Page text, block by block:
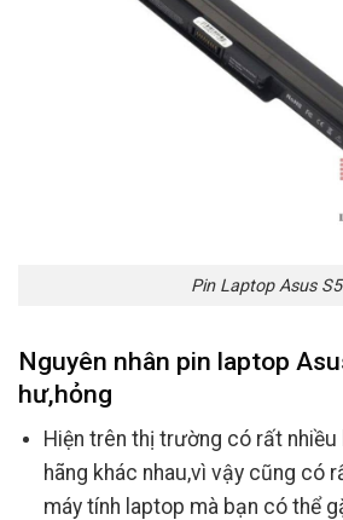
Pin Laptop Asus
Nguyên nhân pin laptop
hư,hỏng
Hiện trên thị trường có rất
hãng khác nhau,vì vậy cũng có
máy tính laptop mà bạn có thể